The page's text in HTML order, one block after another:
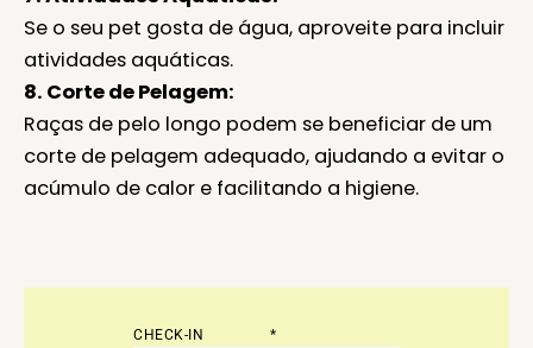
Se o seu pet gosta de água, aproveite para incluir
atividades aquáticas.
8. Corte de Pelagem:
Raças de pelo longo podem se beneficiar de um
corte de pelagem adequado, ajudando a evitar o
acúmulo de calor e facilitando a higiene.
CHECK-IN